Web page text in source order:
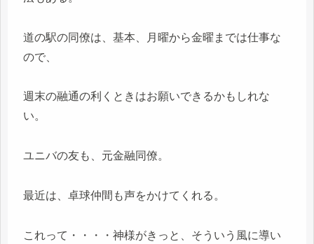
道の駅の同僚は、基本、月曜から金曜までは仕事な
ので、
週末の融通の利くときはお願いできるかもしれな
い。
ユニバの友も、元金融同僚。
最近は、卓球仲間も声をかけてくれる。
これって・・・・神様がきっと、そういう風に導い